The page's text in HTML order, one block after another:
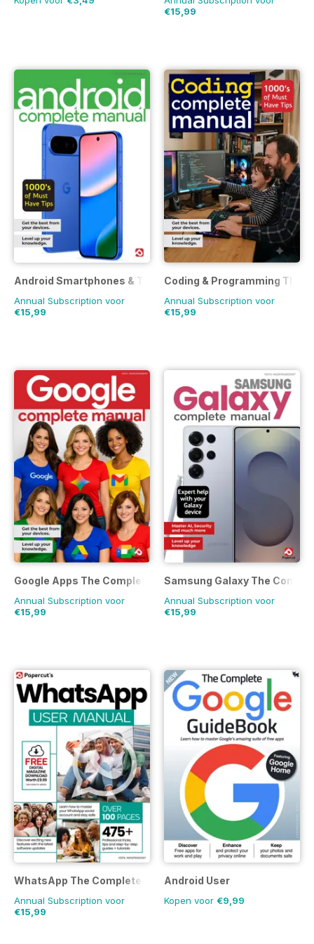
€15,99
Android Smartphones & Tablets The Complete Manual
Annual Subscription voor
€15,99
Coding & Programming The
Annual Subscription voor
€15,99
Google Apps The Complete Manual
Annual Subscription voor
€15,99
Samsung Galaxy The
Annual Subscription voor
€15,99
WhatsApp The Complete Manual
Annual Subscription voor
€15,99
Android User
Kopen voor €9,99